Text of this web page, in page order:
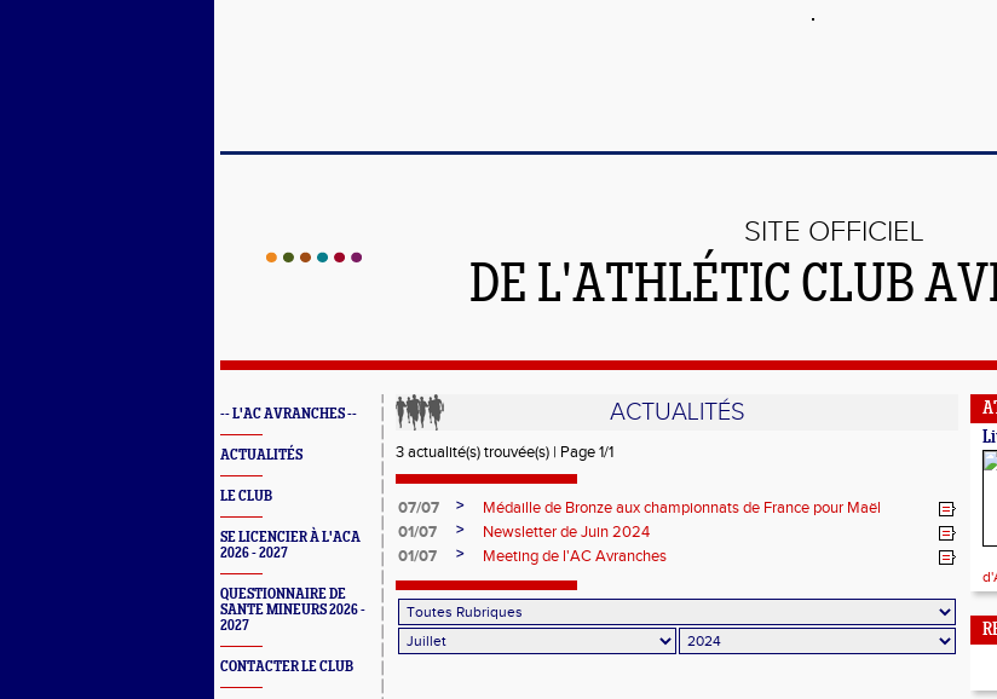
SITE OFFICIEL
DE L'ATHLÉTIC CLUB
-- L'AC AVRANCHES --
ACTUALITÉS
LE CLUB
SE LICENCIER À L'ACA
2026 - 2027
QUESTIONNAIRE DE
SANTE MINEURS 2026 -
2027
CONTACTER LE CLUB
ACTUALITÉS
3 actualité(s) trouvée(s) | Page 1/1
07/07 >
Médaille de Bronze aux championnats de France pour Maël
01/07
>
Newsletter de Juin 2024
01/07
> Meeting de l'AC Avranches